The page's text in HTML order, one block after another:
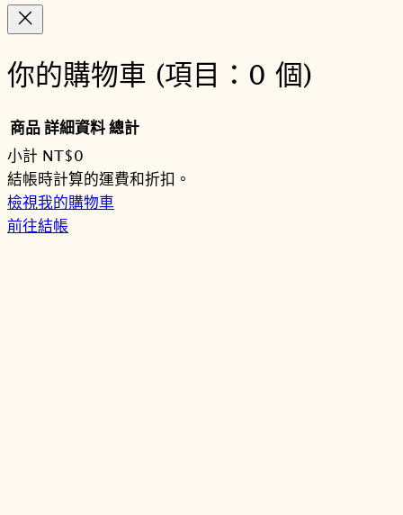
你的購物車 (項目：0 個)
購
物
車
商品詳細資料總計
小計 NT$0
結帳時計算的運費和折扣。
檢視我的購物車
前往結帳